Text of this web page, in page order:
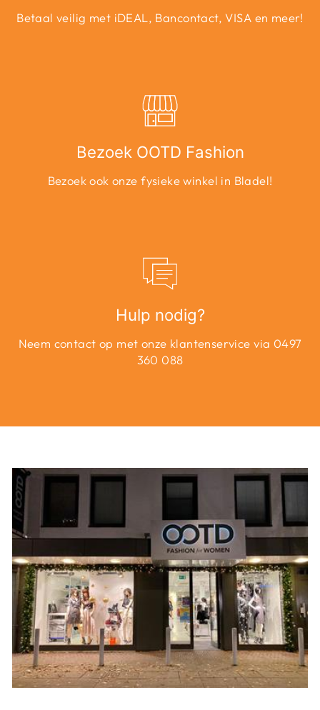
Betaal veilig met iDEAL, Bancontact, VISA en meer!
Bezoek OOTD Fashion
Bezoek ook onze fysieke winkel in Bladel!
Hulp nodig?
Neem contact op met onze klantenservice via 0497
360 088